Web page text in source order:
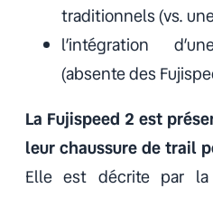
traditionnels (vs.
l’intégration
(absente des
La Fujispeed 2 est
leur chaussure de trail
Elle est décrite par la